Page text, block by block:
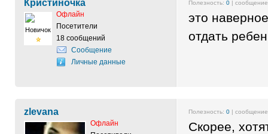
Кристиночка
Новичок
Офлайн
Посетители
18 сообщений
Сообщение
Личные данные
Полезность: 0 |
это
отдать
zlevana
Офлайн
Полезность: 0 |
Скорее,